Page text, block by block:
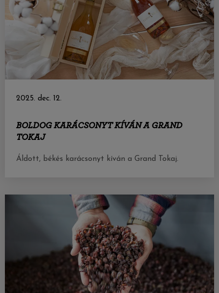
2025. dec. 12.
BOLDOG KARÁCSONYT KÍVÁN A GRAND
TOKAJ
Áldott, békés karácsonyt kíván a Grand Tokaj.